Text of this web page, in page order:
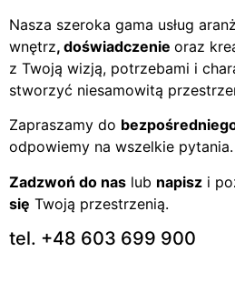
Nasza szeroka gama usług
wnętrz, doświadczenie oraz
z Twoją wizją, potrzebami i
stworzyć niesamowitą
Zapraszamy do
odpowiemy na wszelkie pytania.
Zadzwoń do nas lub napisz i
się Twoją przestrzenią.
tel. +48 603 699 900